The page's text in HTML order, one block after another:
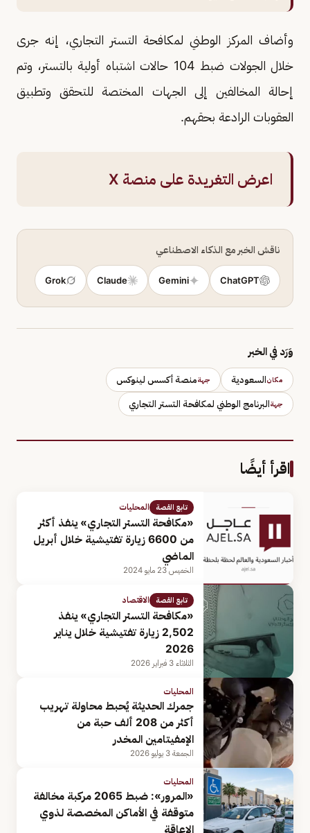
وأضاف المركز الوطني لمكافحة التستر التجاري، إنه جرى
خلال الجولات ضبط 104 حالات اشتباه أولية بالتستر، وتم
إحالة المخالفين إلى الجهات المختصة للتحقق وتطبيق
العقوبات الرادعة بحقهم.
اعرض التغريدة على منصة X
ناقش الخبر مع الذكاء الاصطناعي
ChatGPT
Gemini
Claude
Grok
وَرَد في الخبر
مكانالسعودية جهةمنصة أكسس لينوكس
جهةالبرنامج الوطني لمكافحة التستر التجاري
اقرأ أيضًا
تابع القصة المحليات
«مكافحة التستر التجاري» ينفذ أكثر
من 6600 زيارة تفتيشية خلال أبريل
الماضي
الخميس 23 مايو 2024
تابع القصة الاقتصاد
«مكافحة التستر التجاري» ينفذ
2,502 زيارة تفتيشية خلال يناير
2026
الثلاثاء 3 فبراير 2026
المحليات
جمرك الحديثة يُحبط محاولة تهريب
أكثر من 208 ألف حبة من
الإمفيتامين المخدر
الجمعة 3 يوليو 2026
المحليات
«المرور»: ضبط 2065 مركبة مخالفة
متوقفة في الأماكن المخصصة لذوي
الإعاقة